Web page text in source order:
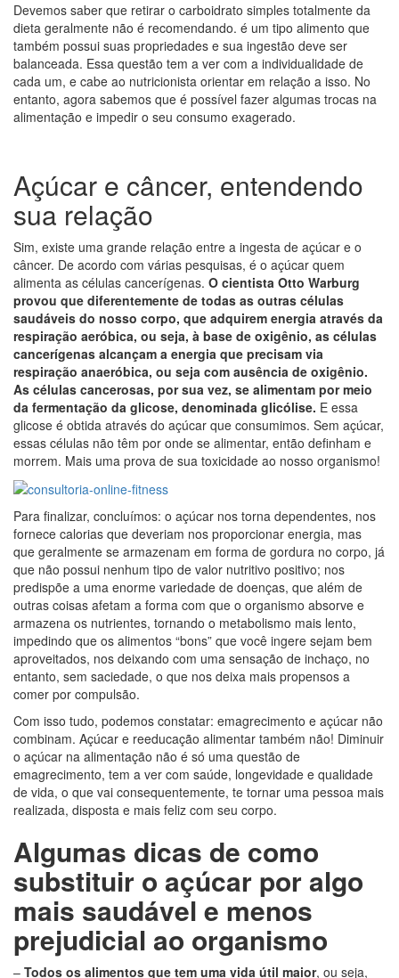
Devemos saber que retirar o carboidrato simples totalmente da
dieta geralmente não é recomendando. é um tipo alimento que
também possui suas propriedades e sua ingestão deve ser
balanceada. Essa questão tem a ver com a individualidade de
cada um, e cabe ao nutricionista orientar em relação a isso. No
entanto, agora sabemos que é possível fazer algumas trocas na
alimentação e impedir o seu consumo exagerado.
Açúcar e câncer, entendendo
sua relação
Sim, existe uma grande relação entre a ingesta de açúcar e o
câncer. De acordo com várias pesquisas, é o açúcar quem
alimenta as células cancerígenas. O cientista Otto Warburg
provou que diferentemente de todas as outras células
saudáveis do nosso corpo, que adquirem energia através da
respiração aeróbica, ou seja, à base de oxigênio, as células
cancerígenas alcançam a energia que precisam via
respiração anaeróbica, ou seja com ausência de oxigênio.
As células cancerosas, por sua vez, se alimentam por meio
da fermentação da glicose, denominada glicólise. E essa
glicose é obtida através do açúcar que consumimos. Sem açúcar,
essas células não têm por onde se alimentar, então definham e
morrem. Mais uma prova de sua toxicidade ao nosso organismo!
Para finalizar, concluímos: o açúcar nos torna dependentes, nos
fornece calorias que deveriam nos proporcionar energia, mas
que geralmente se armazenam em forma de gordura no corpo, já
que não possui nenhum tipo de valor nutritivo positivo; nos
predispõe a uma enorme variedade de doenças, que além de
outras coisas afetam a forma com que o organismo absorve e
armazena os nutrientes, tornando o metabolismo mais lento,
impedindo que os alimentos “bons” que você ingere sejam bem
aproveitados, nos deixando com uma sensação de inchaço, no
entanto, sem saciedade, o que nos deixa mais propensos a
comer por compulsão.
Com isso tudo, podemos constatar: emagrecimento e açúcar não
combinam. Açúcar e reeducação alimentar também não! Diminuir
o açúcar na alimentação não é só uma questão de
emagrecimento, tem a ver com saúde, longevidade e qualidade
de vida, o que vai consequentemente, te tornar uma pessoa mais
realizada, disposta e mais feliz com seu corpo.
Algumas dicas de como
substituir o açúcar por algo
mais saudável e menos
prejudicial ao organismo
– Todos os alimentos que tem uma vida útil maior, ou seja,